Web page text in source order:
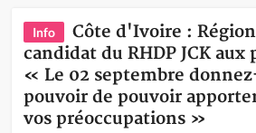
Info
Côte d'Ivoire :
candidat du RHDP JCK aux
« Le 02 septembre
pouvoir de pouvoir
vos préoccupations »